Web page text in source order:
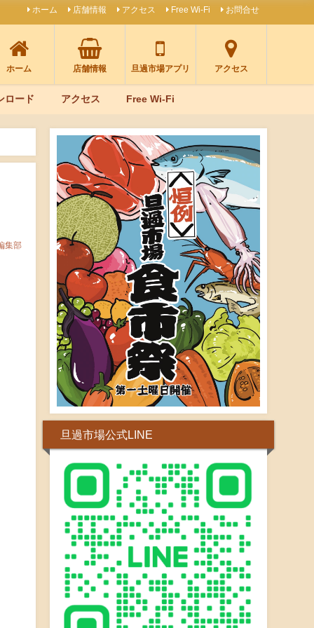
ホーム 店舗情報 アクセス Free Wi-Fi お問合せ
ホーム 店舗情報 旦過市場アプリ アクセス
ロード アクセス Free Wi-Fi
集部
旦過市場公式LINE